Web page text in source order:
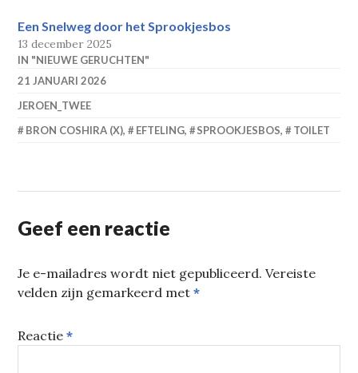
Een Snelweg door het Sprookjesbos
13 december 2025
IN "NIEUWE GERUCHTEN"
21 JANUARI 2026
JEROEN_TWEE
BRON COSHIRA (X), EFTELING, SPROOKJESBOS, TOILET
Geef een reactie
Je e-mailadres wordt niet gepubliceerd. Vereiste
velden zijn gemarkeerd met*
Reactie*